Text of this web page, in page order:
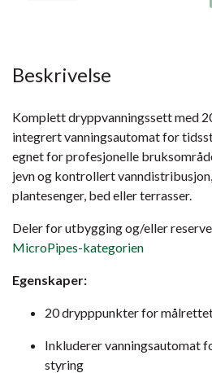
Beskrivelse
Komplett dryppvanningssett med
integrert vanningsautomat for
egnet for profesjonelle
jevn og kontrollert
plantesenger, bed eller terrasser.
Deler for utbygging og/eller
MicroPipes-kategorien
Egenskaper:
20 drypppunkter for
Inkluderer vanningsautomat
styring